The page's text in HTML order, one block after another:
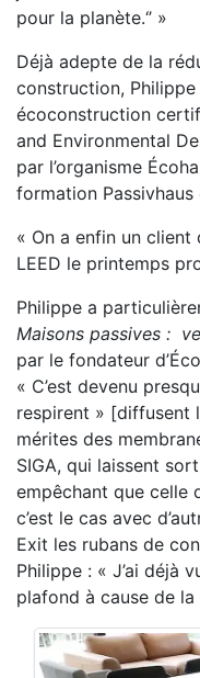
pour la planète.‘’ »
Déjà adepte de la
construction,
écoconstruction
and Environmental
par l’organisme
formation Passivhaus
« On a enfin un
LEED le printemps
Philippe a
Maisons passives :
par le fondateur
« C’est devenu
respirent » [diffusent
mérites des
SIGA, qui laissent
empêchant que celle
c’est le cas avec
Exit les rubans de
Philippe : « J’ai déjà
plafond à cause de la